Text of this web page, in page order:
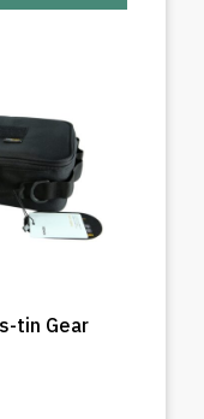
tin Gear